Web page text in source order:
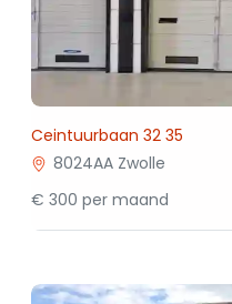
Ceintuurbaan 32 35
8024AA Zwolle
€ 300 per maand